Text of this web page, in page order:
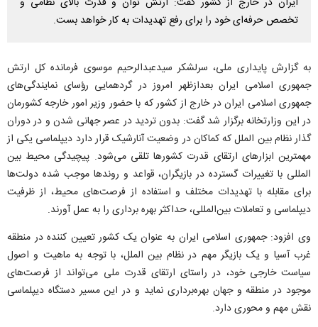
تخصص حرفه‌ای خود را برای رفع تهدیدات به کار خواهد بست.
به گزارش پایداری ملی، سرلشکر سیدعبدالرحیم موسوی فرمانده کل ارتش
جمهوری اسلامی ایران بعدازظهر امروز در گردهمایی رؤسای نمایندگی‌های
جمهوری اسلامی ایران در خارج از کشور که با حضور وزیر امور خارجه کشورمان
در این وزارتخانه برگزار شد گفت: بدون تردید در عصر جهانی شدن و در دوران
گذار نظام بین الملل که کماکان در وضعیت آنارشیک قرار دارد دیپلماسی یکی از
مهمترین ابزار‌های ارتقای قدرت کشور‌ها تلقی می‌شود. پیچیدگی محیط بین
المللی با تغییرات گسترده در بازیگران، قواعد و روند‌ها موجب شده دولت‌ها
برای مقابله با تهدیدات مختلف و استفاده از فرصت‌های محیط، از ظرفیت
دیپلماسی و تعاملات بین‌المللی، حداکثر بهره برداری را به عمل آورند.
وی افزود: جمهوری اسلامی ایران به عنوان یک کشور تعیین کننده در منطقه
غرب آسیا و یک بازیگر مهم در نظام بین الملل، با توجه به ماهیت و اصول
سیاست خارجی خود، در راستای ارتقای قدرت ملی می‌تواند از فرصت‌های
موجود در منطقه و جهان بهره‌برداری نماید و در این مسیر دستگاه دیپلماسی
نقش مهم و محوری دارد.